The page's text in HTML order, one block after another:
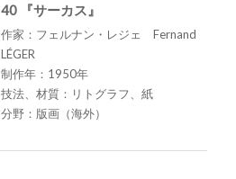
40 『サーカス』
作家：フェルナン・レジェ Fernand
LÉGER
制作年：1950年
技法、材質：リトグラフ、紙
分野：版画（海外）